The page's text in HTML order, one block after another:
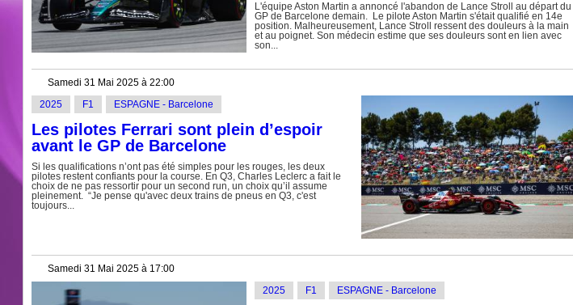
L'équipe Aston Martin a annoncé l'abandon de Lance Stroll au départ du
GP de Barcelone demain. Le pilote Aston Martin s'était qualifié en 14e
position. Malheureusement, Lance Stroll ressent des douleurs à la main
et au poignet. Son médecin estime que ses douleurs sont en lien avec
son...
Samedi 31 Mai 2025 à 22:00
2025
F1 ESPAGNE - Barcelone
Les pilotes Ferrari sont plein d’espoir
avant le GP de Barcelone
Si les qualifications n’ont pas été simples pour les rouges, les deux
pilotes restent confiants pour la course. En Q3, Charles Leclerc a fait le
choix de ne pas ressortir pour un second run, un choix qu’il assume
pleinement. “Je pense qu'avec deux trains de pneus en Q3, c'est
toujours...
Samedi 31 Mai 2025 à 17:00
2025
F1 ESPAGNE - Barcelone